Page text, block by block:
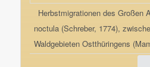
Herbstmigrationen des Großen
noctula (Schreber, 1774),
Waldgebieten Ostthüringens